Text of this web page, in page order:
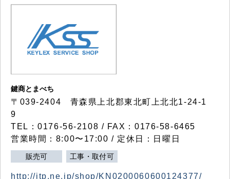
鍵商とまべち
〒039-2404 青森県上北郡東北町上北北1-24-1
9
TEL：0176-56-2108 / FAX：0176-58-6465
営業時間：8:00〜17:00 / 定休日：日曜日
販売可 工事・取付可
http://itp.ne.jp/shop/KN0200060600124377/